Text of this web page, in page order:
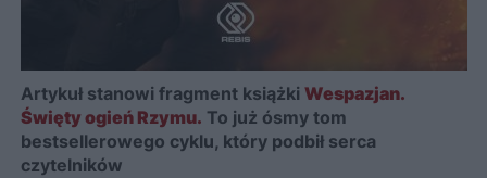
Artykuł stanowi fragment książki Wespazjan.
Święty ogień Rzymu. To już ósmy tom
bestsellerowego cyklu, który podbił serca
czytelników